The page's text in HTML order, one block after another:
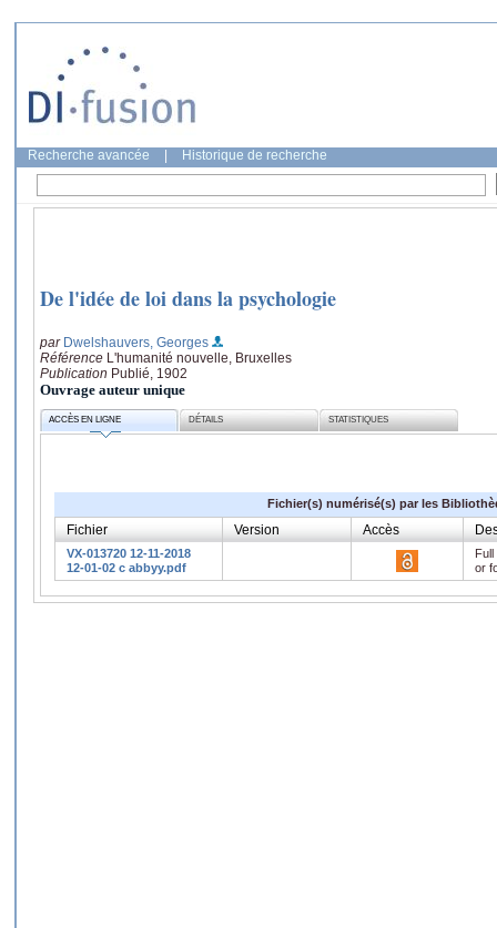
Recherche avancée Historique de recherche
De l'idée de loi dans la psychologie
par Dwelshauvers, Georges
Référence L'humanité nouvelle, Bruxelles
Publication Publié, 1902
Ouvrage auteur unique
ACCÈS EN LIGNE DÉTAILS STATISTIQUES
Fichier(s) numérisé(s) par les
Fichier Version Accès
VX-013720 12-11-2018
12-01-02 c abbyy.pdf
or